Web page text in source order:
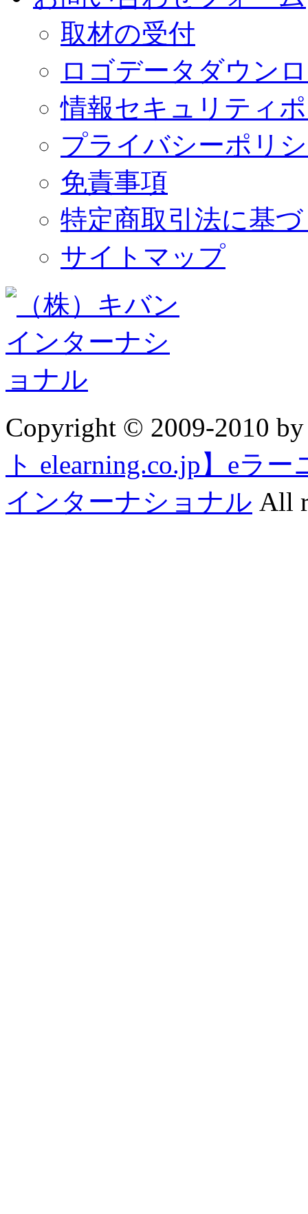
取材の受付
ロゴデータダウン
情報セキュリティ
プライバシーポリ
免責事項
特定商取引法に基
サイトマップ
Copyright © 2009-2010
ト elearning.co.jp】eラ
インターナショナル All